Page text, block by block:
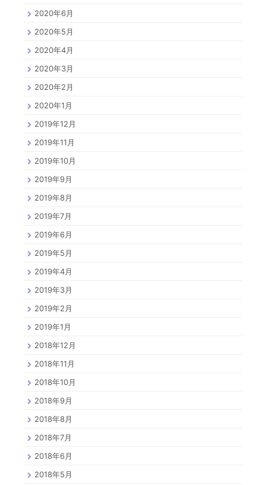
2020年6月
2020年5月
2020年4月
2020年3月
2020年2月
2020年1月
2019年12月
2019年11月
2019年10月
2019年9月
2019年8月
2019年7月
2019年6月
2019年5月
2019年4月
2019年3月
2019年2月
2019年1月
2018年12月
2018年11月
2018年10月
2018年9月
2018年8月
2018年7月
2018年6月
2018年5月